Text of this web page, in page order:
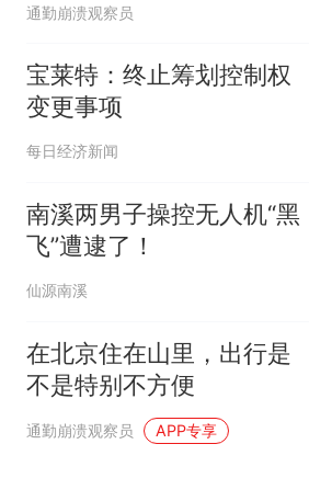
通勤崩溃观察员
宝莱特：终止筹划控制权
变更事项
每日经济新闻
南溪两男子操控无人机“黑
飞”遭逮了！
仙源南溪
在北京住在山里，出行是
不是特别不方便
通勤崩溃观察员 APP专享